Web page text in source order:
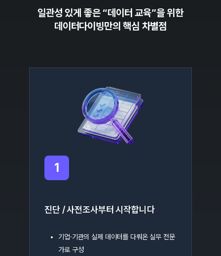
일관성 있게 좋은 “데이터 교육”을 위한
데이터다이빙만의핵심 차별점
1
진단 / 사전조사부터 시작합니다
기업·기관의 실제 데이터를 다뤄온 실무 전문
가로 구성